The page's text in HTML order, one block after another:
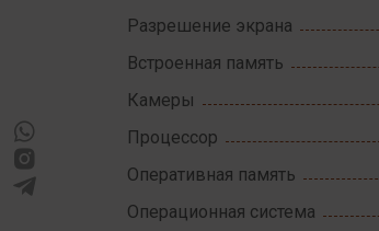
Разрешение экрана
Встроенная память
Камеры
Процессор
Оперативная память
Операционная система